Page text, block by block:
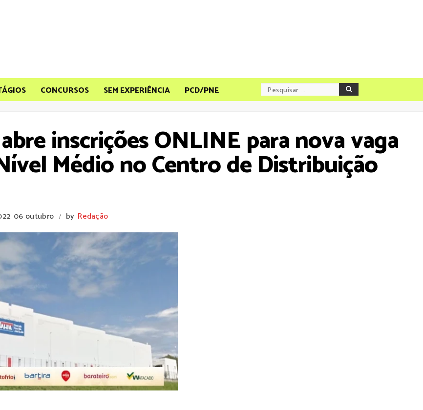
CONCURSOS SEM EXPERIÊNCIA PCD/PNE
inscrições ONLINE para nova vaga
Médio no Centro de Distribuição
06 outubro / by Redação